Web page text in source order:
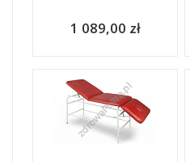
1 089,00 zł